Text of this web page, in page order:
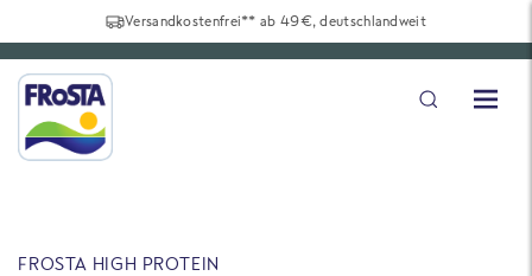
Versandkostenfrei** ab 49€, deutschlandweit
FROSTA HIGH PROTEIN